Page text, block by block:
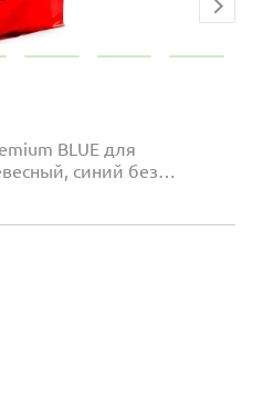
BLUE для
синий без